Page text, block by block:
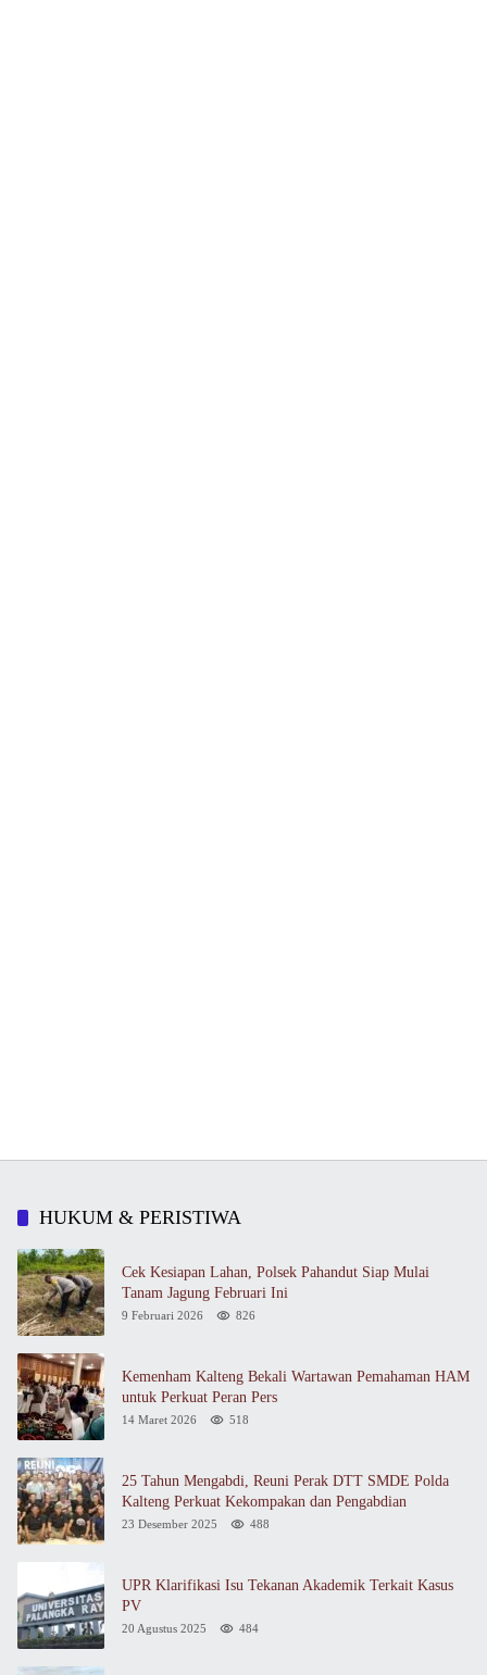
HUKUM & PERISTIWA
Cek Kesiapan Lahan, Polsek Pahandut Siap Mulai
Tanam Jagung Februari Ini
9 Februari 2026 826
Kemenham Kalteng Bekali Wartawan Pemahaman HAM
untuk Perkuat Peran Pers
14 Maret 2026 518
25 Tahun Mengabdi, Reuni Perak DTT SMDE Polda
Kalteng Perkuat Kekompakan dan Pengabdian
23 Desember 2025 488
UPR Klarifikasi Isu Tekanan Akademik Terkait Kasus
PV
20 Agustus 2025 484